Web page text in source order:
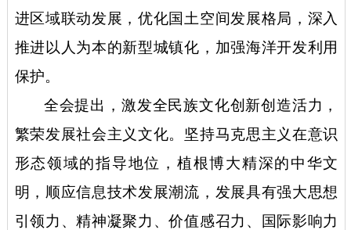
进区域联动发展，优化国土空间发展格局，深入
推进以人为本的新型城镇化，加强海洋开发利用
保护。
全会提出，激发全民族文化创新创造活力，
繁荣发展社会主义文化。坚持马克思主义在意识
形态领域的指导地位，植根博大精深的中华文
明，顺应信息技术发展潮流，发展具有强大思想
引领力、精神凝聚力、价值感召力、国际影响力